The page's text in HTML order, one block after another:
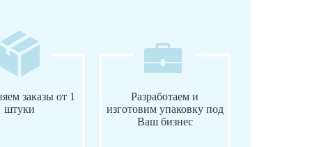
заказы от 1
штуки
Разработаем и
изготовим упаковку под
Ваш бизнес